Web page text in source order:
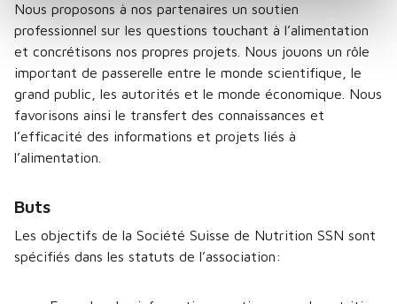
Nous proposons à nos partenaires un soutien
professionnel sur les questions touchant à l’alimentation
et concrétisons nos propres projets. Nous jouons un rôle
important de passerelle entre le monde scientifique, le
grand public, les autorités et le monde économique. Nous
favorisons ainsi le transfert des connaissances et
l’efficacité des informations et projets liés à
l’alimentation.
Buts
Les objectifs de la Société Suisse de Nutrition SSN sont
spécifiés dans les statuts de l’association: